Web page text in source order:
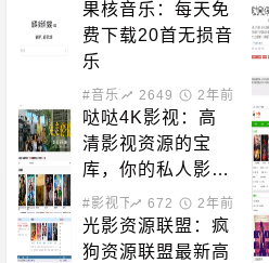
果核音乐：每天免
费下载20首无损音
乐
#音乐下载2649 2年前
哒哒4K影视：高
清影视资源的宝
库，你的私人影院
新选择！
#影视下载 672 2年前
光影资源联盟：疯
狗资源联盟最新高